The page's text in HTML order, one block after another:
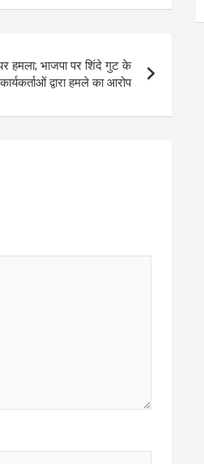
हमला; भाजपा पर शिंदे गुट के
कार्यकर्ताओं द्वारा हमले का आरोप